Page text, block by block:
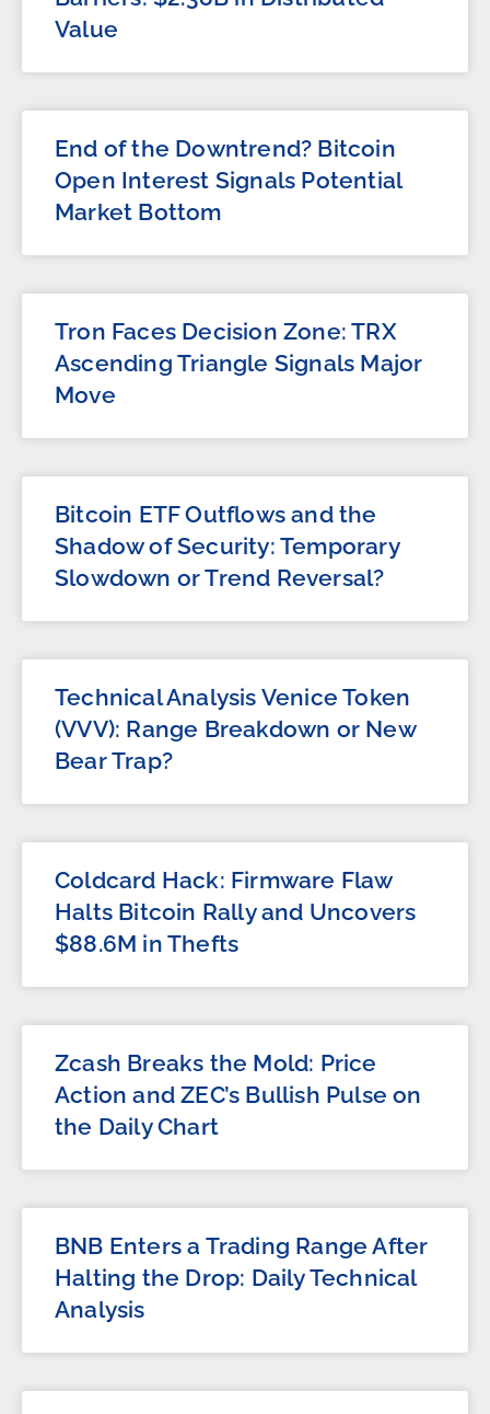
Value
End of the Downtrend? Bitcoin
Open Interest Signals Potential
Market Bottom
Tron Faces Decision Zone: TRX
Ascending Triangle Signals Major
Move
Bitcoin ETF Outflows and the
Shadow of Security: Temporary
Slowdown or Trend Reversal?
Technical Analysis Venice Token
(VVV): Range Breakdown or New
Bear Trap?
Coldcard Hack: Firmware Flaw
Halts Bitcoin Rally and Uncovers
$88.6M in Thefts
Zcash Breaks the Mold: Price
Action and ZEC’s Bullish Pulse on
the Daily Chart
BNB Enters a Trading Range After
Halting the Drop: Daily Technical
Analysis